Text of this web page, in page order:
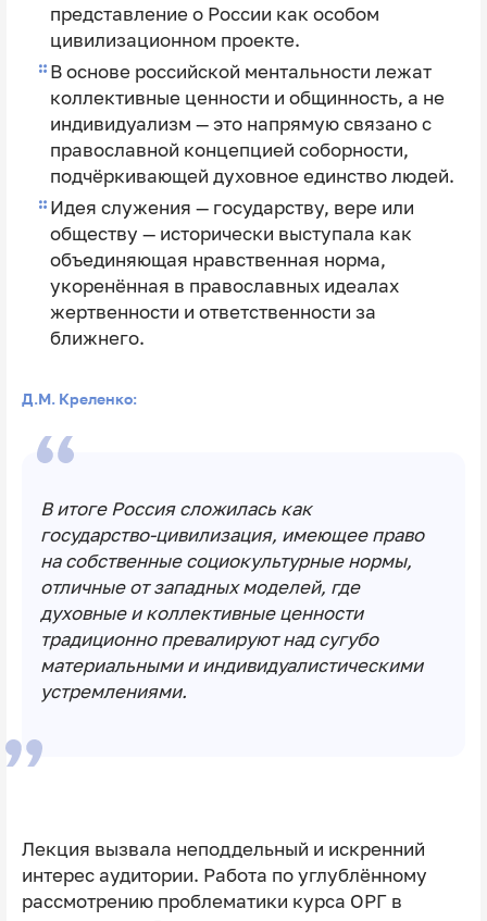
представление о России как особом
цивилизационном проекте.
В основе российской ментальности лежат
коллективные ценности и общинность, а не
индивидуализм — это напрямую связано с
православной концепцией соборности,
подчёркивающей духовное единство людей.
Идея служения — государству, вере или
обществу — исторически выступала как
объединяющая нравственная норма,
укоренённая в православных идеалах
жертвенности и ответственности за
ближнего.
Д.М. Креленко:
В итоге Россия сложилась как
государство‑цивилизация, имеющее право
на собственные социокультурные нормы,
отличные от западных моделей, где
духовные и коллективные ценности
традиционно превалируют над сугубо
материальными и индивидуалистическими
устремлениями.
Лекция вызвала неподдельный и искренний
интерес аудитории. Работа по углублённому
рассмотрению проблематики курса ОРГ в